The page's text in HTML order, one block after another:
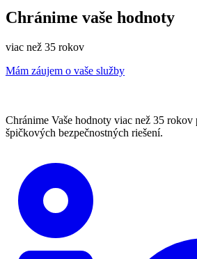
Chránime vaše hodnoty
viac než 35 rokov
Mám záujem o vaše služby
Chránime Vaše hodnoty viac než 35 rokov
špičkových bezpečnostných riešení.